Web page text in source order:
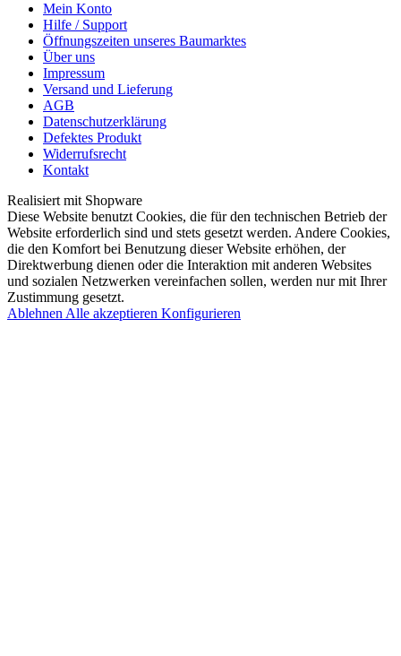
Mein Konto
Hilfe / Support
Öffnungszeiten unseres Baumarktes
Über uns
Impressum
Versand und Lieferung
AGB
Datenschutzerklärung
Defektes Produkt
Widerrufsrecht
Kontakt
Realisiert mit Shopware
Diese Website benutzt Cookies, die für den technischen Betrieb der
Website erforderlich sind und stets gesetzt werden. Andere Cookies,
die den Komfort bei Benutzung dieser Website erhöhen, der
Direktwerbung dienen oder die Interaktion mit anderen Websites
und sozialen Netzwerken vereinfachen sollen, werden nur mit Ihrer
Zustimmung gesetzt.
Ablehnen Alle akzeptieren Konfigurieren